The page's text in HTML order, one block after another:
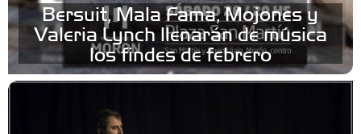
Bersuit, Mala Fama, Mojones y
Valeria Lynch llenarán de música
los findes de febrero